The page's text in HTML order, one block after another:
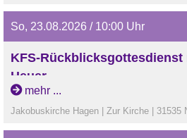
So, 23.08.2026 / 10:00 Uhr
KFS-
Heuer
mehr ...
Jakobuskirche Hagen | Zur Kirche | 31535